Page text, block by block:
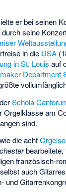
er bei seinen
durch seine
in die USA
in St. Louis auf
Department
Schola
Orgelklasse am
sind.
die acht
bearbeitete,
französisch-
auch
und